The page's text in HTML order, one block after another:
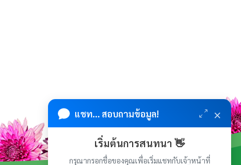
แชท... สอบถามข้อมูล! ×
เริ่มต้นการสนทนา 👋
กรุณากรอกชื่อของคุณเพื่อเริ่มแชทกับเจ้าหน้าที่